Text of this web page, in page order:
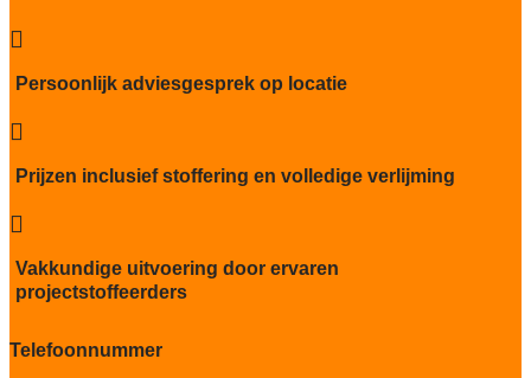
Brandwerend
Bfl-S1

Persoonlijk adviesgesprek op locatie

Prijzen inclusief stoffering en volledige verlijming

Vakkundige uitvoering door ervaren
projectstoffeerders
Telefoonnummer